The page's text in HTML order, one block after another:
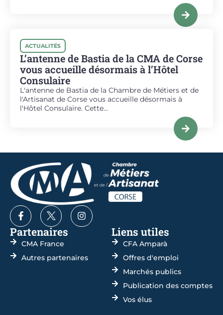
ACTUALITÉS
L’antenne de Bastia de la CMA de Corse
vous accueille désormais à l’Hôtel
Consulaire
L'antenne de Bastia de la Chambre de Métiers et de
l'Artisanat de Corse vous accueille désormais à
l'Hôtel Consulaire. Cette...
Partenaires
CMA France
Autres partenaires
Liens utiles
CFA Amparà
Offres d'emploi
Marchés publics
Publication des comptes
Vos élus